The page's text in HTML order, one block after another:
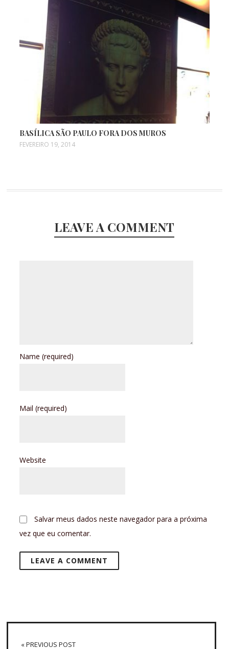
BASÍLICA SÃO PAULO FORA DOS MUROS
FEVEREIRO 19, 2014
LEAVE A COMMENT
Name(required)
Mail(required)
Website
Salvar meus dados neste navegador para a próxima
vez que eu comentar.
« PREVIOUS POST